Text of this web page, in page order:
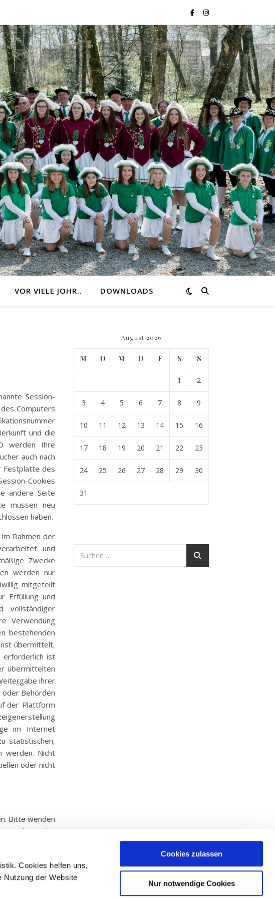
Cookies helfen uns,
Nutzung der Website
Cookies zulassen
Nur notwendige Cookies
VOR VIELE JOHR.. DOWNLOADS
Session-
Computers
und die
werden Ihre
auch nach
Festplatte des
Cookies
andere Seite
müssen neu
haben.
Rahmen der
und
Zwecke
werden nur
mitgeteilt
Erfüllung und
vollständiger
Verwendung
bestehenden
übermittelt,
erforderlich ist
übermittelten
ihrer
oder Behörden
der Plattform
im Internet
statistischen,
werden. Nicht
oder nicht
Bitte wenden
der
wenn Ihre
August 2026
M D M D F S S
1 2
3 4 5 6 7 8 9
10 11 12 13 14 15 16
17 18 19 20 21 22 23
24 25 26 27 28 29 30
31